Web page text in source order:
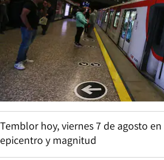
Temblor hoy, viernes 7 de agosto
epicentro y magnitud